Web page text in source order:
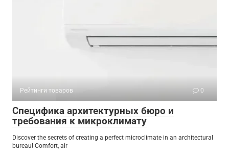
Рейтинги товаров 0
Специфика архитектурных бюро и
требования к микроклимату
Discover the secrets of creating a perfect microclimate in an architectural
bureau! Comfort, air